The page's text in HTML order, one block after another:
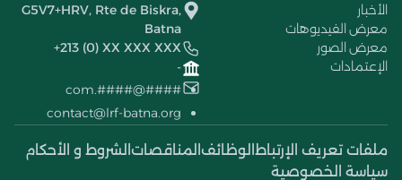
الأخبار
معرض الفيديوهات
معرض الصور
الإعتمادات
G5V7+HRV, Rte de Biskra,
Batna
+213 (0) XX XXX XXX
-
####@####.com
contact@lrf-batna.org
ملفات تعريف الإرتباط الوظائف المناقصات الشروط و الأحكام
سياسة الخصوصية